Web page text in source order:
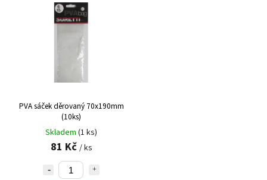
PVA sáček děrovaný 70x190mm
(10ks)
Skladem (1 ks)
81 Kč / ks